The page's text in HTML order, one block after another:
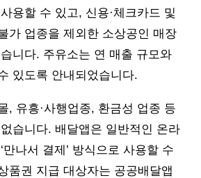
용할 수 있고, 신용·체크카드 및
가 업종을 제외한 소상공인 매장
니다. 주유소는 연 매출 규모와
있도록 안내되었습니다.
, 유흥·사행업종, 환금성 업종 등
습니다. 배달앱은 일반적인 온라
만나서 결제’ 방식으로 사용할 수
품권 지급 대상자는 공공배달앱